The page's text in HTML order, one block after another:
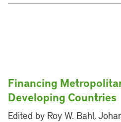
Financing
Developing Countries
Edited by Roy W. Bahl,